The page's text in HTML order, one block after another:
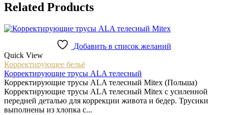
Related Products
Добавить в список желаний
Quick View
Корректирующее бельё
Корректирующие трусы ALA телесный
Корректирующие трусы ALA телесный Mitex (Польша)
Корректирующие трусы ALA телесный Mitex с усиленной
передней деталью для коррекции живота и бедер. Трусики
выполнены из хлопка с...